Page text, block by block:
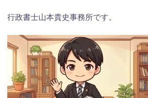
行政書士山本貴史事務所です。